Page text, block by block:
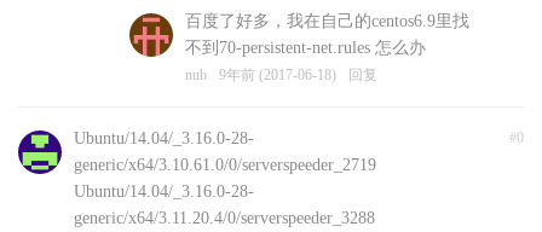
百度了好多，我在自己的centos6.9里找
不到70-persistent-net.rules 怎么办
nub 9年前 (2017-06-18) 回复
#0
Ubuntu/14.04/_3.16.0-28-
generic/x64/3.10.61.0/0/serverspeeder_2719
Ubuntu/14.04/_3.16.0-28-
generic/x64/3.11.20.4/0/serverspeeder_3288